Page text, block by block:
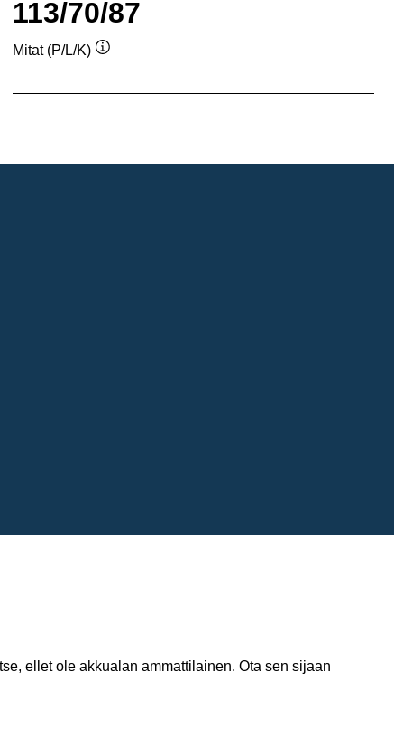
113/70/87
Mitat (P/L/K)
ellet ole akkualan ammattilainen. Ota sen sijaan